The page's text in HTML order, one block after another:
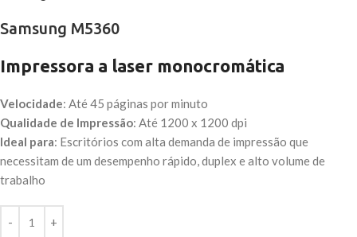
Samsung M5360
Impressora a laser monocromática
Velocidade: Até 45 páginas por minuto
Qualidade de Impressão: Até 1200 x 1200 dpi
Ideal para: Escritórios com alta demanda de impressão que
necessitam de um desempenho rápido, duplex e alto volume de
trabalho